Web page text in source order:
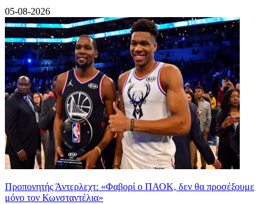
05-08-2026
Προπονητής Άντερλεχτ: «Φαβορί ο ΠΑΟΚ, δεν θα προσέξουμε
μόνο τον Κωνσταντέλια»